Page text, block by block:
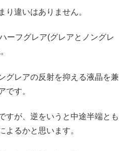
り違いはありません。
ーフグレア(グレアとノングレ
グレアの反射を抑える液晶を兼
です。
すが、逆をいうと中途半端とも
よるかと思います。